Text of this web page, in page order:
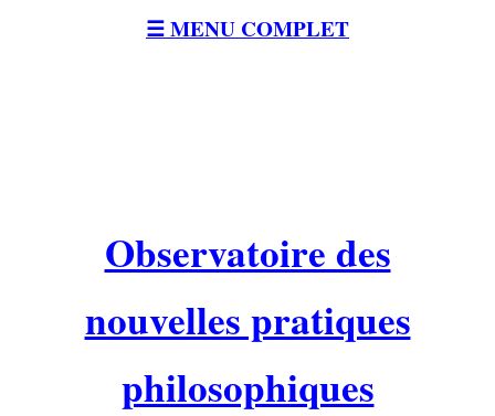
☰ MENU COMPLET
Observatoire des
nouvelles pratiques
philosophiques